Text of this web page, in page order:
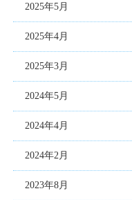
2025年5月
2025年4月
2025年3月
2024年5月
2024年4月
2024年2月
2023年8月